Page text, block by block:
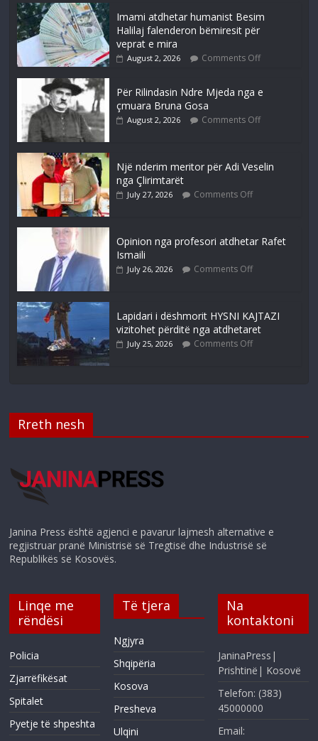
Imami atdhetar humanist Besim
Halilaj falenderon bëmiresit për
veprat e mira
August 2, 2026 Comments Off
Për Rilindasin Ndre Mjeda nga e
çmuara Bruna Gosa
August 2, 2026 Comments Off
Një nderim meritor për Adi Veselin
nga Çlirimtarët
July 27, 2026 Comments Off
Opinion nga profesori atdhetar Rafet
Ismaili
July 26, 2026 Comments Off
Lapidari i dëshmorit HYSNI KAJTAZI
vizitohet përditë nga atdhetaret
July 25, 2026 Comments Off
Rreth nesh
Janina Press është agjenci e pavarur lajmesh alternative e
regjistruar pranë Ministrisë së Tregtisë dhe Industrisë së
Republikës së Kosovës.
Linqe me
rëndësi
Policia
Zjarrëfikësat
Spitalet
Pyetje të shpeshta
Të tjera
Ngjyra
Shqipëria
Kosova
Presheva
Ulqini
Na
kontaktoni
JaninaPress|
Prishtinë| Kosovë
Telefon: (383)
45000000
Email: